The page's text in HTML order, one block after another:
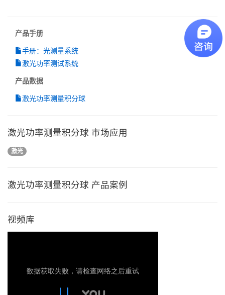
产品手册
手册：光测量系统
激光功率测试系统
产品数据
激光功率测量积分球
激光功率测量积分球 市场应用
激光
激光功率测量积分球 产品案例
视频库